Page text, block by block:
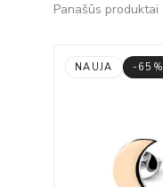
Panašūs produktai
NAUJA -65%